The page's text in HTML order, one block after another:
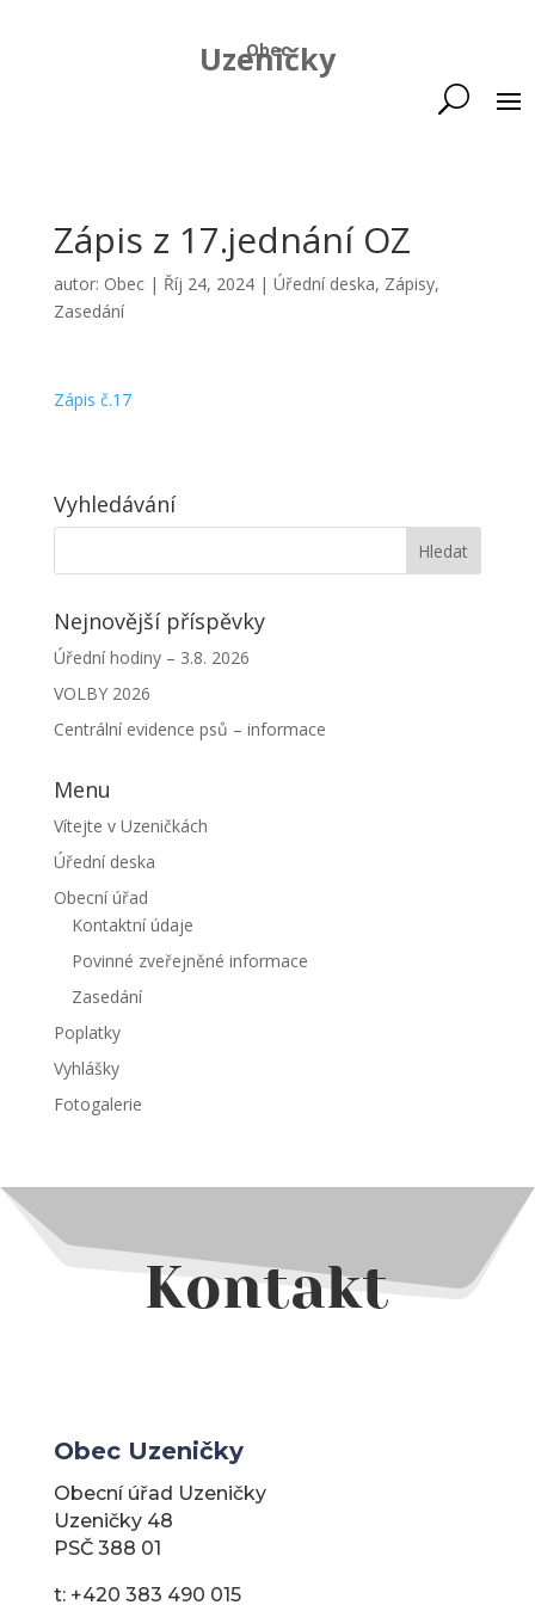
Obec
Uzeničky
Zápis z 17.jednání OZ
autor: Obec| Říj 24, 2024| Úřední deska, Zápisy,
Zasedání
Zápis č.17
Vyhledávání
Nejnovější příspěvky
Úřední hodiny – 3.8. 2026
VOLBY 2026
Centrální evidence psů – informace
Menu
Vítejte v Uzeničkách
Úřední deska
Obecní úřad
Kontaktní údaje
Povinné zveřejněné informace
Zasedání
Poplatky
Vyhlášky
Fotogalerie
Kontakt
Obec Uzeničky
Obecní úřad Uzeničky
Uzeničky 48
PSČ 388 01
t: +420 383 490 015